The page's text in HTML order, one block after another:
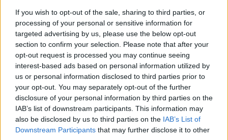
If you wish to opt-out of the sale, sharing to third parties, or
processing of your personal or sensitive information for
targeted advertising by us, please use the below opt-out
section to confirm your selection. Please note that after your
opt-out request is processed you may continue seeing
interest-based ads based on personal information utilized by
us or personal information disclosed to third parties prior to
your opt-out. You may separately opt-out of the further
disclosure of your personal information by third parties on the
IAB’s list of downstream participants. This information may
also be disclosed by us to third parties on the IAB’s List of
Downstream Participants that may further disclose it to other
Sport
2025. október 11. 18:16